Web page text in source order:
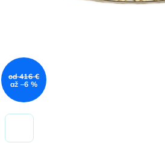
od 416 €
až –6 %